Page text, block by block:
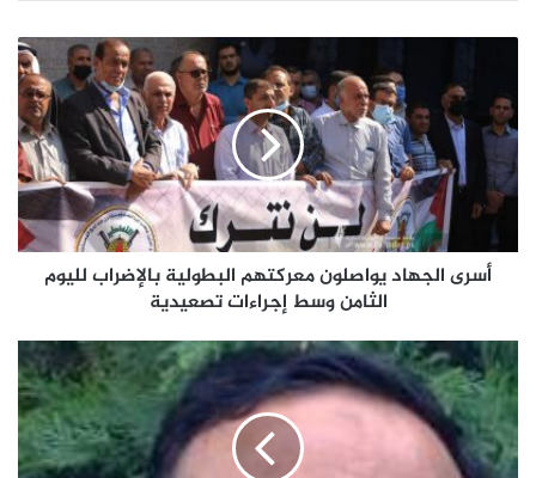
أسرى الجهاد يواصلون معركتهم البطولية بالإضراب لليوم
الثامن وسط إجراءات تصعيدية